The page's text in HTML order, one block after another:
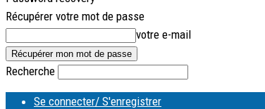
Récupérer votre mot de passe
votre e-mail
Recherche
Se connecter/ S'enregistrer